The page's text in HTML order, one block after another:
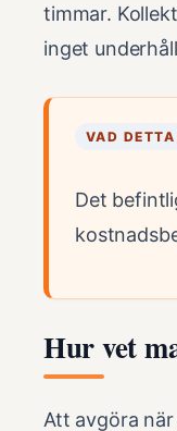
timmar.
inget
VAD DETTA
Det
Hur vet
Att avgöra